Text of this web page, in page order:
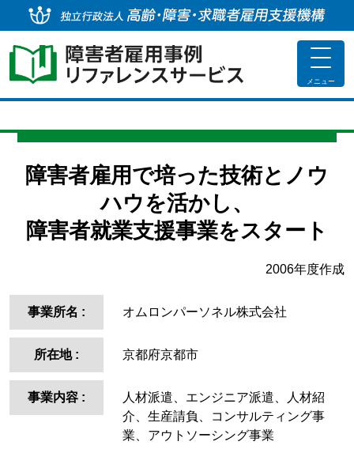
toggle
メニュー
障害者雇用で培った技術とノウ
ハウを活かし、
障害者就業支援事業をスタート
2006年度作成
事業所名 : オムロンパーソネル株式会社
所在地: 京都府京都市
事業内容 :
人材派遣、エンジニア派遣、人材紹
介、生産請負、コンサルティング事
業、アウトソーシング事業